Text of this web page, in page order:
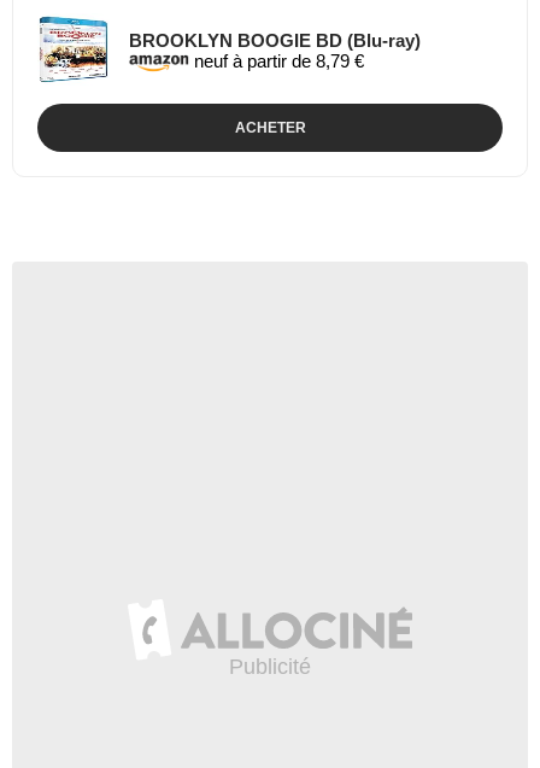
BROOKLYN BOOGIE BD (Blu-ray)
neuf à partir de 8,79 €
ACHETER